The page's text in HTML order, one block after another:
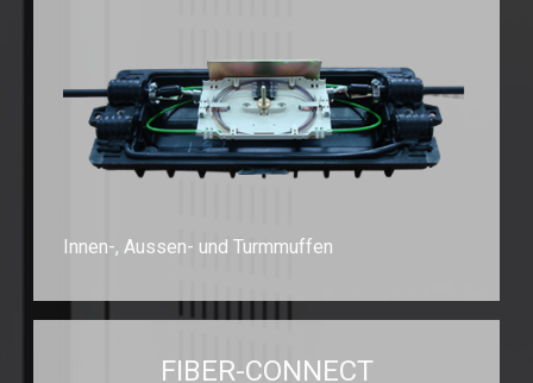
Innen-, Aussen- und Turmmuffen
FIBER-CONNECT